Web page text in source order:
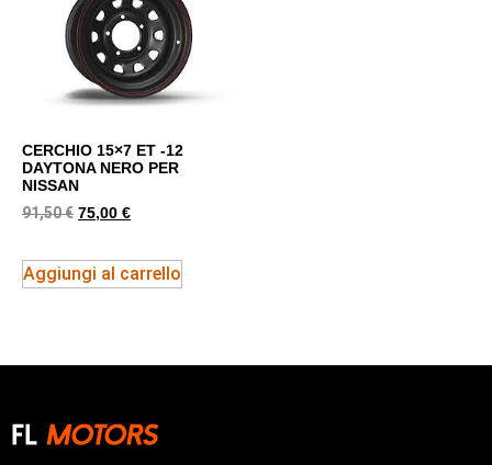
CERCHIO 15×7 ET -12
DAYTONA NERO PER
NISSAN
91,50€ 75,00 €
Aggiungi al carrello